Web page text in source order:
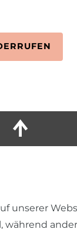
unserer
während